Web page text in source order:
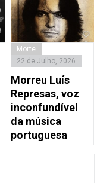
Morte
22 de Julho, 2026
Morreu Luís
Represas, voz
inconfundível
da música
portuguesa